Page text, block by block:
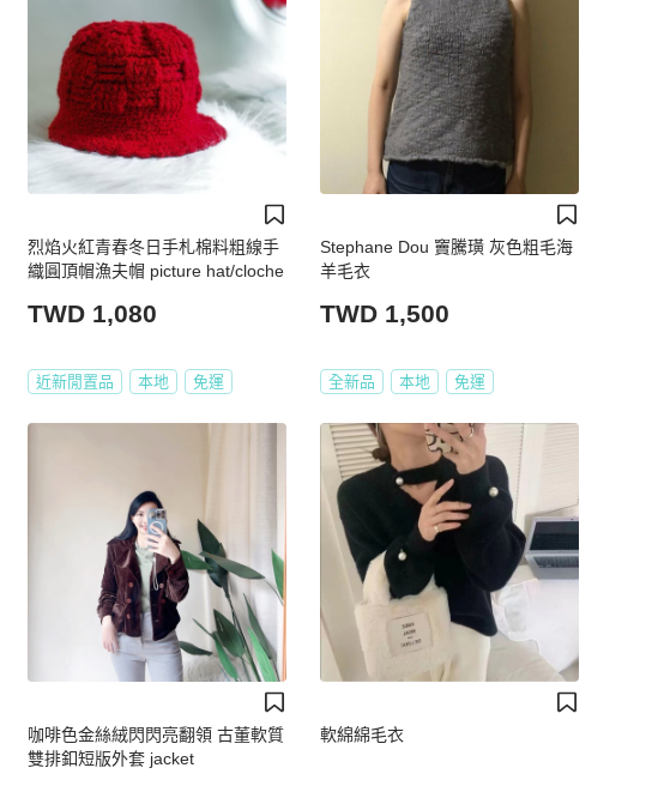
烈焰火紅青春冬日手札棉料粗線手
織圓頂帽漁夫帽 picture hat/cloche
TWD 1,080
近新閒置品 本地 免運
Stephane Dou 竇騰璜 灰色粗毛海
羊毛衣
TWD 1,500
全新品 本地 免運
咖啡色金絲絨閃閃亮翻領 古董軟質
雙排釦短版外套 jacket
軟綿綿毛衣